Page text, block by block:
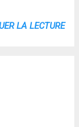
LA LECTURE